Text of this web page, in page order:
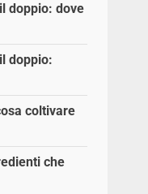
doppio: dove
doppio:
coltivare
che